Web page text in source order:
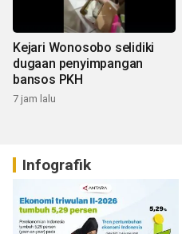
Kejari Wonosobo selidiki
dugaan penyimpangan
bansos PKH
7 jam lalu
Infografik